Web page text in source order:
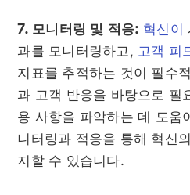
7. 모니터링 및 적응: 혁신이
과를 모니터링하고, 고객 피
지표를 추적하는 것이 필수
과 고객 반응을 바탕으로 필
용 사항을 파악하는 데 도움
니터링과 적응을 통해 혁신
지할 수 있습니다.